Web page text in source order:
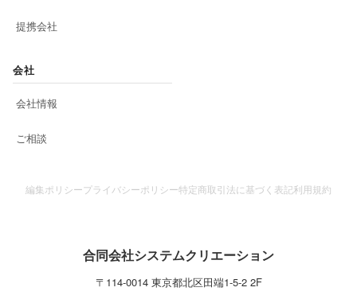
提携会社
会社
会社情報
ご相談
編集ポリシープライバシーポリシー特定商取引法に基づく表記利用規約
合同会社システムクリエーション
〒 114-0014 東京都北区田端1-5-2 2F